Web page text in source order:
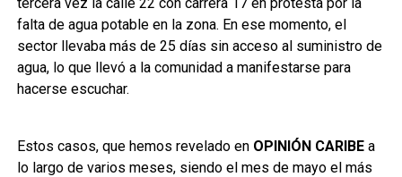
falta de agua potable en la zona. En ese momento, el
sector llevaba más de 25 días sin acceso al suministro de
agua, lo que llevó a la comunidad a manifestarse para
hacerse escuchar.
Estos casos, que hemos revelado en OPINIÓN CARIBEa
lo largo de varios meses, siendo el mes de mayo el más